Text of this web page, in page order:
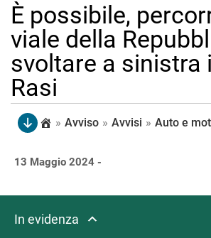
È possibile,
viale della
svoltare a sinistra
Rasi
» Avviso » Avvisi » Auto e
13 Maggio 2024 -
In evidenza